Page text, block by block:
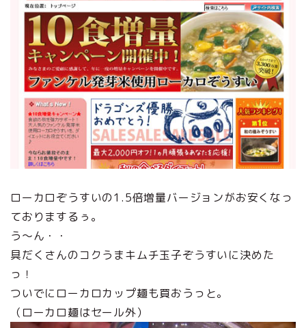
ローカロぞうすいの1.5倍増量バージョンがお安くなっ
ておりまするぅ。
う～ん・・
具だくさんのコクうまキムチ玉子ぞうすいに決めた
っ！
ついでにローカロカップ麺も買おうっと。
（ローカロ麺はセール外）